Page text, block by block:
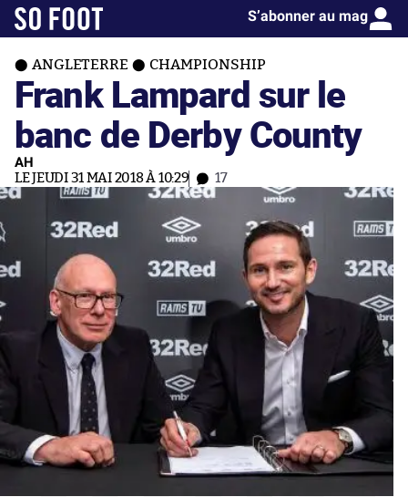
S’abonner au mag
ANGLETERRE CHAMPIONSHIP
Frank Lampard sur le
banc de Derby County
AH
LE JEUDI 31 MAI 2018 À 10:29 17